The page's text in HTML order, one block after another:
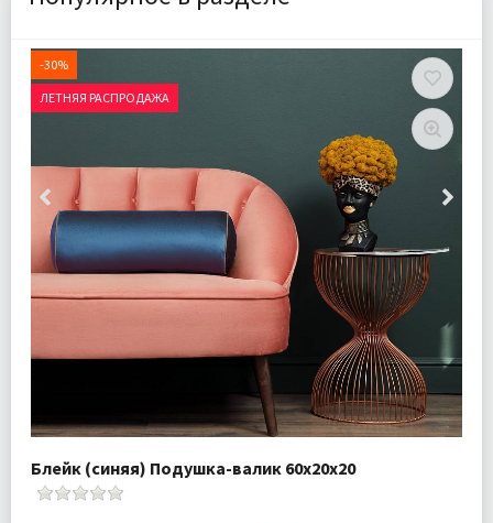
-30%
ЛЕТНЯЯ РАСПРОДАЖА
Блейк (синяя) Подушка-валик 60х20х20